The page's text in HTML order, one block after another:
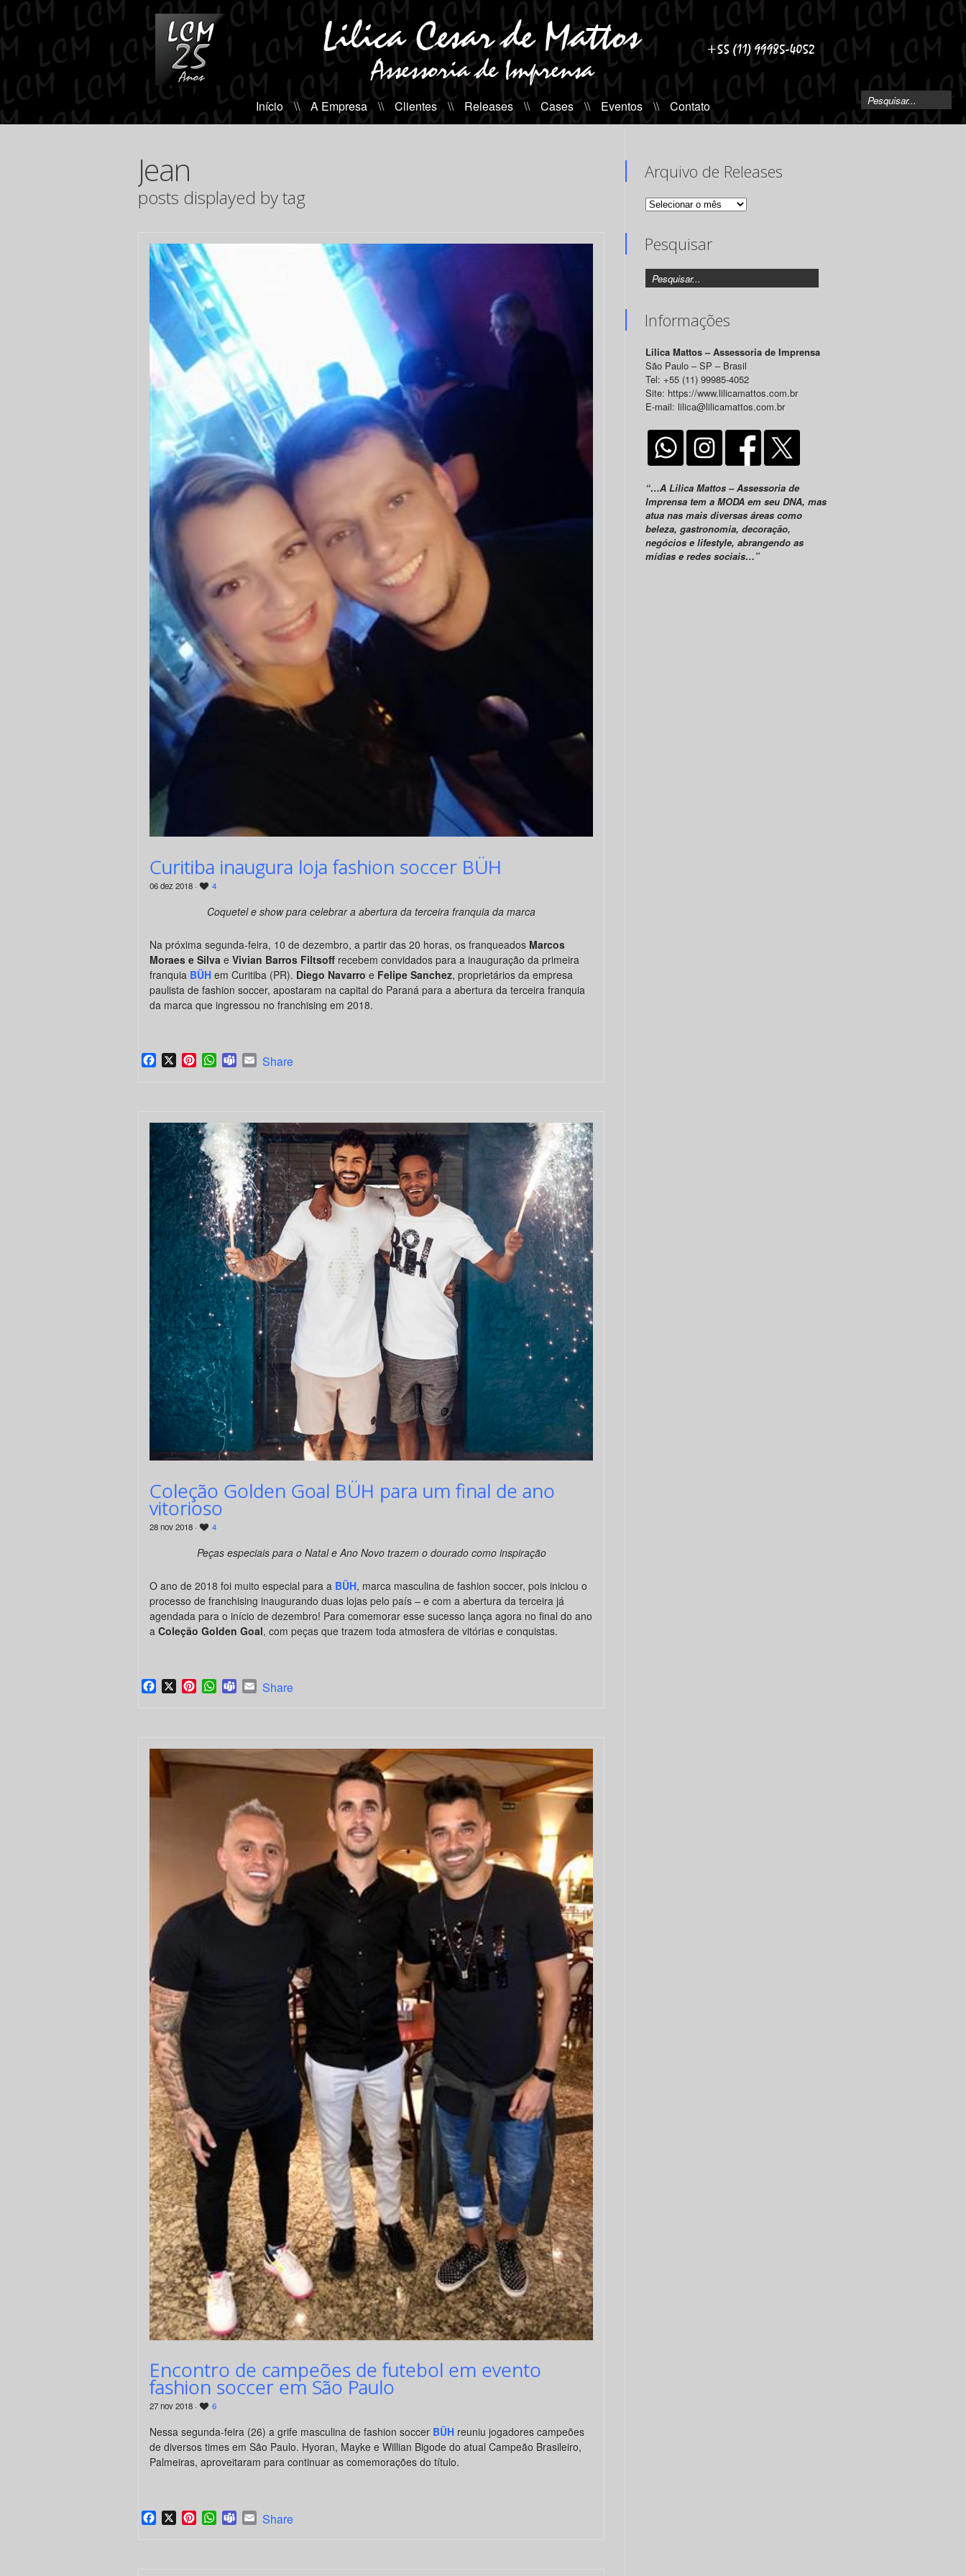
Início \\ A Empresa \\ Clientes \\ Releases \\ Cases \\ Eventos \\ Contato
Jean
posts displayed by tag
Curitiba inaugura loja fashion soccer BÜH
06 dez 2018 · 4
Coquetel e show para celebrar a abertura da terceira franquia da marca
Na próxima segunda-feira, 10 de dezembro, a partir das 20 horas, os franqueados Marcos
Moraes e Silva e Vivian Barros Filtsoff recebem convidados para a inauguração da primeira
franquia BÜH em Curitiba (PR). Diego Navarro e Felipe Sanchez, proprietários da empresa
paulista de fashion soccer, apostaram na capital do Paraná para a abertura da terceira franquia
da marca que ingressou no franchising em 2018.
Facebook
X PinterestWhatsApp
TeamsEmail
Share
Coleção Golden Goal BÜH para um final de ano
vitorioso
28 nov 2018 · 4
Peças especiais para o Natal e Ano Novo trazem o dourado como inspiração
O ano de 2018 foi muito especial para a BÜH, marca masculina de fashion soccer, pois iniciou o
processo de franchising inaugurando duas lojas pelo país – e com a abertura da terceira já
agendada para o início de dezembro! Para comemorar esse sucesso lança agora no final do ano
a Coleção Golden Goal, com peças que trazem toda atmosfera de vitórias e conquistas.
Facebook
X PinterestWhatsApp
TeamsEmail
Share
Encontro de campeões de futebol em evento
fashion soccer em São Paulo
27 nov 2018 · 6
Nessa segunda-feira (26) a grife masculina de fashion soccer BÜH reuniu jogadores campeões
de diversos times em São Paulo. Hyoran, Mayke e Willian Bigode do atual Campeão Brasileiro,
Palmeiras, aproveitaram para continuar as comemorações do título.
Facebook
X PinterestWhatsApp
TeamsEmail
Share
Arquivo de Releases
Arquivo
Pesquisar
Informações
Lilica Mattos – Assessoria de Imprensa
São Paulo – SP – Brasil
Tel: +55 (11) 99985-4052
Site: https://www.lilicamattos.com.br
E-mail: lilica@lilicamattos.com.br
“…A Lilica Mattos – Assessoria de
Imprensa tem a MODA em seu DNA, mas
atua nas mais diversas áreas como
beleza, gastronomia, decoração,
negócios e lifestyle, abrangendo as
mídias e redes sociais…”